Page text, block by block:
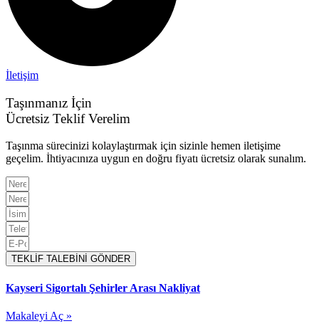
İletişim
Taşınmanız İçin
Ücretsiz Teklif Verelim
Taşınma sürecinizi kolaylaştırmak için sizinle hemen iletişime
geçelim. İhtiyacınıza uygun en doğru fiyatı ücretsiz olarak sunalım.
TEKLİF TALEBİNİ GÖNDER
Kayseri Sigortalı Şehirler Arası Nakliyat
Makaleyi Aç »